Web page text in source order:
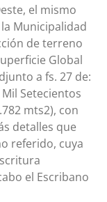
el mismo
Municipalidad
de terreno
Global
a fs. 27 de:
Setecientos
mts2), con
detalles que
referido, cuya
el Escribano